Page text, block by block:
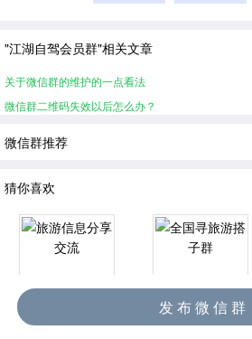
"江湖自驾会员群"相关文章
关于微信群的维护的一点看法
微信群二维码失效以后怎么办？
微信群推荐
猜你喜欢
旅游信息分享交流 全国寻旅游搭子群
发 布 微 信 群